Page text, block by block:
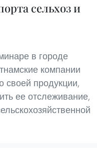
сельхоз и
в городе
компании
своей продукции,
ее отслеживание,